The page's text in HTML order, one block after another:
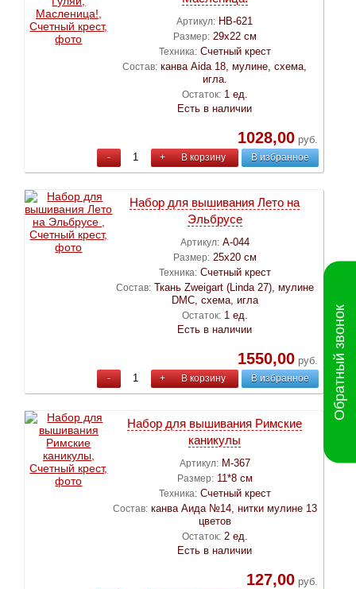
Артикул: НВ-621
Размер: 29х22 см
Техника: Счетный крест
Состав: канва Aida 18, мулине, схема,
игла.
Остаток: 1 ед.
Есть в наличии
1028,00руб.
- + В корзину В избранное
Набор для вышивания Лето на
Эльбрусе
Артикул: А-044
Размер: 25х20 см
Техника: Счетный крест
Состав: Ткань Zweigart (Linda 27), мулине
DMC, схема, игла
Остаток: 1 ед.
Есть в наличии
1550,00руб.
- + В корзину В избранное
Набор для вышивания Римские
каникулы
Артикул: М-367
Размер: 11*8 см
Техника: Счетный крест
Состав: канва Аида №14, нитки мулине 13
цветов
Остаток: 2 ед.
Есть в наличии
127,00руб.
Обратный звонок